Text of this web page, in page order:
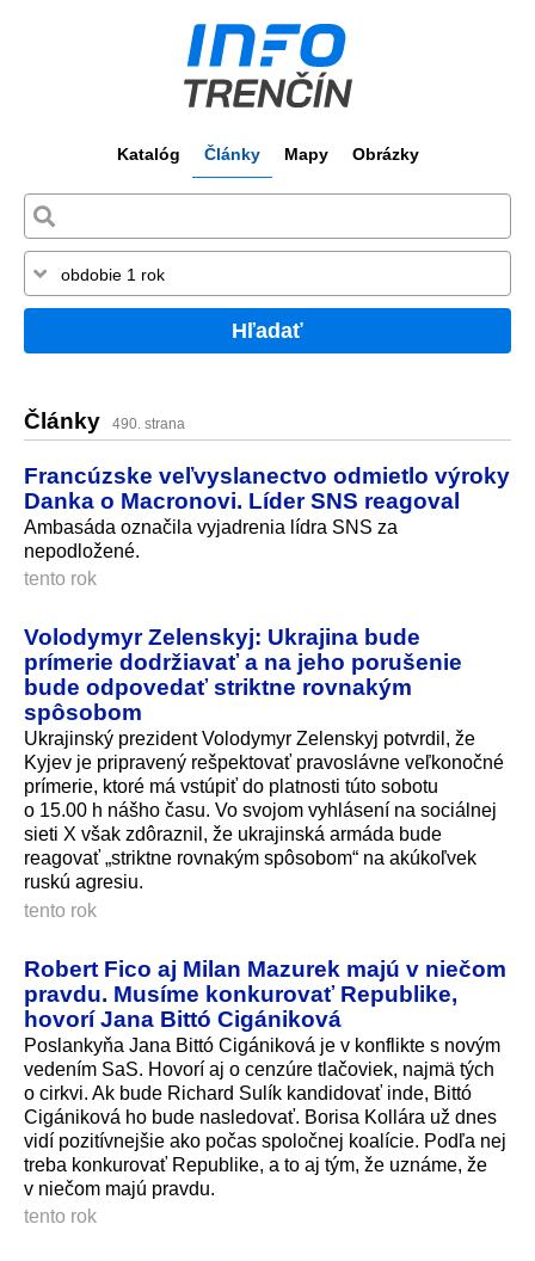
Katalóg Články Mapy Obrázky
Hľadať
Články 490. strana
Francúzske veľvyslanectvo odmietlo výroky
Danka o Macronovi. Líder SNS reagoval
Ambasáda označila vyjadrenia lídra SNS za
nepodložené.
tento rok
Volodymyr Zelenskyj: Ukrajina bude
prímerie dodržiavať a na jeho porušenie
bude odpovedať striktne rovnakým
spôsobom
Ukrajinský prezident Volodymyr Zelenskyj potvrdil, že
Kyjev je pripravený rešpektovať pravoslávne veľkonočné
prímerie, ktoré má vstúpiť do platnosti túto sobotu
o 15.00 h nášho času. Vo svojom vyhlásení na sociálnej
sieti X však zdôraznil, že ukrajinská armáda bude
reagovať „striktne rovnakým spôsobom“ na akúkoľvek
ruskú agresiu.
tento rok
Robert Fico aj Milan Mazurek majú v niečom
pravdu. Musíme konkurovať Republike,
hovorí Jana Bittó Cigániková
Poslankyňa Jana Bittó Cigániková je v konflikte s novým
vedením SaS. Hovorí aj o cenzúre tlačoviek, najmä tých
o cirkvi. Ak bude Richard Sulík kandidovať inde, Bittó
Cigániková ho bude nasledovať. Borisa Kollára už dnes
vidí pozitívnejšie ako počas spoločnej koalície. Podľa nej
treba konkurovať Republike, a to aj tým, že uznáme, že
v niečom majú pravdu.
tento rok